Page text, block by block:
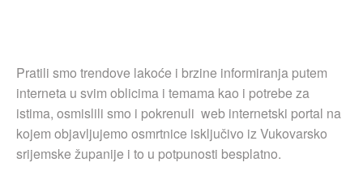
Pratili smo trendove lakoće i brzine informiranja putem
interneta u svim oblicima i temama kao i potrebe za
istima, osmislili smo i pokrenuli web internetski portal na
kojem objavljujemo osmrtnice isključivo iz Vukovarsko
srijemske županije i to u potpunosti besplatno.